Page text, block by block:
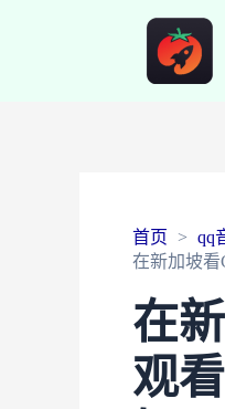
首页
qq
在新加坡
在
观